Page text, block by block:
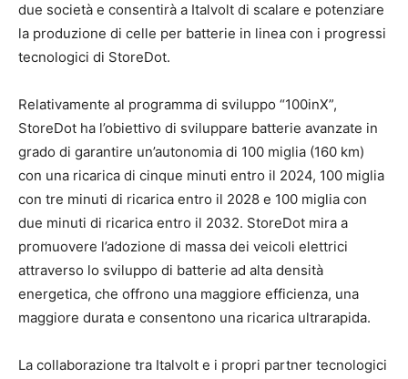
due società e consentirà a Italvolt di scalare e potenziare
la produzione di celle per batterie in linea con i progressi
tecnologici di StoreDot.
Relativamente al programma di sviluppo “100inX”,
StoreDot ha l’obiettivo di sviluppare batterie avanzate in
grado di garantire un’autonomia di 100 miglia (160 km)
con una ricarica di cinque minuti entro il 2024, 100 miglia
con tre minuti di ricarica entro il 2028 e 100 miglia con
due minuti di ricarica entro il 2032. StoreDot mira a
promuovere l’adozione di massa dei veicoli elettrici
attraverso lo sviluppo di batterie ad alta densità
energetica, che offrono una maggiore efficienza, una
maggiore durata e consentono una ricarica ultrarapida.
La collaborazione tra Italvolt e i propri partner tecnologici